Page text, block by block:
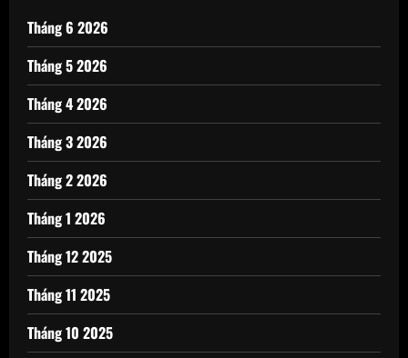
Tháng 6 2026
Tháng 5 2026
Tháng 4 2026
Tháng 3 2026
Tháng 2 2026
Tháng 1 2026
Tháng 12 2025
Tháng 11 2025
Tháng 10 2025